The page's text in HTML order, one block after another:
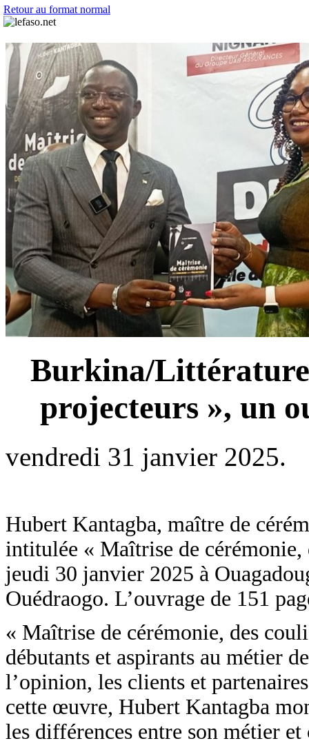
Retour au format normal
Burkina/Littérature
projecteurs », un
vendredi 31 janvier 2025.
Hubert Kantagba, maître de
intitulée « Maîtrise de cérémonie,
jeudi 30 janvier 2025 à
Ouédraogo. L’ouvrage de 151
« Maîtrise de cérémonie, des
débutants et aspirants au métier
l’opinion, les clients et
cette œuvre, Hubert Kantagba
les différences entre son métier